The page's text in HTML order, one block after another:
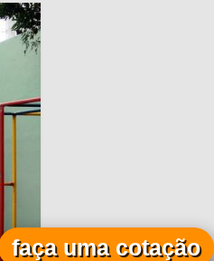
faça uma cotação